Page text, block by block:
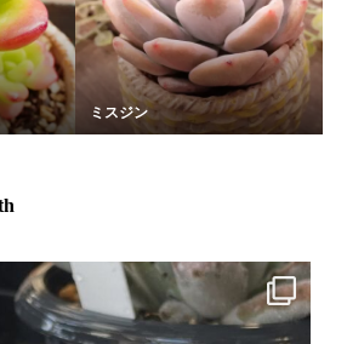
ミスジン